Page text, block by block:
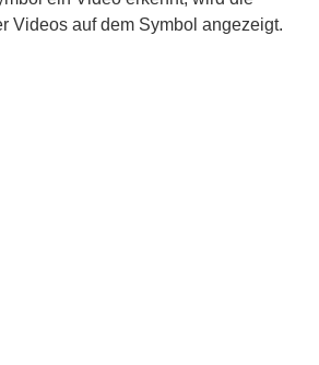
Videos auf dem Symbol angezeigt.